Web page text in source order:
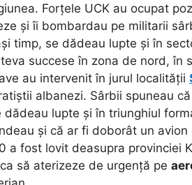
Forțele UCK au ocupat
și îi bombardau pe militarii
timp, se dădeau lupte și în
succese în zona de nord, în
au intervenit în jurul localității
albanezi. Sârbii spuneau
lupte și în triunghiul
și că ar fi doborât un avion
a fost lovit deasupra provinciei
să aterizeze de urgență pe